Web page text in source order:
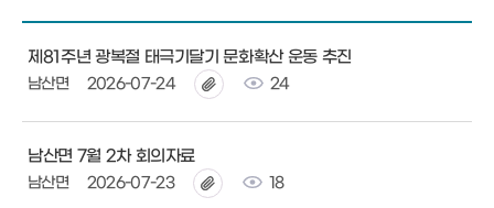
제81주년 광복절 태극기달기 문화확산 운동 추진
남산면 2026-07-24 24
남산면 7월 2차 회의자료
남산면 2026-07-23 18